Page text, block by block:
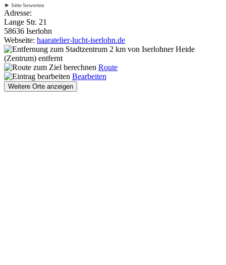
► bitte bewerten
Adresse:
Lange Str. 21
58636 Iserlohn
Webseite: haaratelier-lucht-iserlohn.de
2 km von Iserlohner Heide
(Zentrum) entfernt
Route
Bearbeiten
Weitere Orte anzeigen